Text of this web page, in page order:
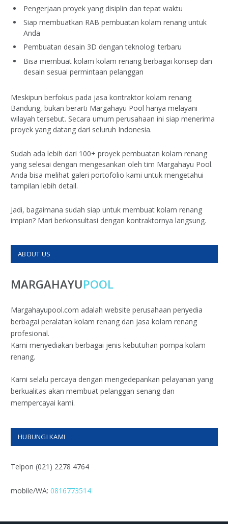
Pengerjaan proyek yang disiplin dan tepat waktu
Siap membuatkan RAB pembuatan kolam renang untuk
Anda
Pembuatan desain 3D dengan teknologi terbaru
Bisa membuat kolam kolam renang berbagai konsep dan
desain sesuai permintaan pelanggan
Meskipun berfokus pada jasa kontraktor kolam renang
Bandung, bukan berarti Margahayu Pool hanya melayani
wilayah tersebut. Secara umum perusahaan ini siap menerima
proyek yang datang dari seluruh Indonesia.
Sudah ada lebih dari 100+ proyek pembuatan kolam renang
yang selesai dengan mengesankan oleh tim Margahayu Pool.
Anda bisa melihat galeri portofolio kami untuk mengetahui
tampilan lebih detail.
Jadi, bagaimana sudah siap untuk membuat kolam renang
impian? Mari berkonsultasi dengan kontraktornya langsung.
ABOUT US
MARGAHAYUPOOL
Margahayupool.com adalah website perusahaan penyedia
berbagai peralatan kolam renang dan jasa kolam renang
profesional.
Kami menyediakan berbagai jenis kebutuhan pompa kolam
renang.
Kami selalu percaya dengan mengedepankan pelayanan yang
berkualitas akan membuat pelanggan senang dan
mempercayai kami.
HUBUNGI KAMI
Telpon (021) 2278 4764
mobile/WA: 0816773514